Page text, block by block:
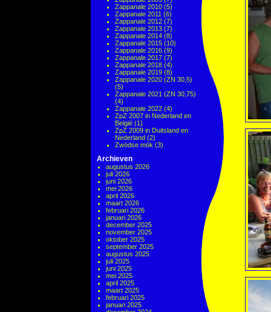
Zappanale 2010 (5)
Zappanale 2011 (6)
Zappanale 2012 (7)
Zappanale 2013 (7)
Zappanale 2014 (8)
Zappanale 2015 (10)
Zappanale 2016 (9)
Zappanale 2017 (7)
Zappanale 2018 (4)
Zappanale 2019 (8)
Zappanale 2020 (ZN 30,5)
(5)
Zappanale 2021 (ZN 30,75)
(4)
Zappanale 2022 (4)
ZpZ 2007 in Nederland en
België (1)
ZpZ 2009 in Duitsland en
Nederland (2)
Zwödse mök (3)
Archieven
augustus 2026
juli 2026
juni 2026
mei 2026
april 2026
maart 2026
februari 2026
januari 2026
december 2025
november 2025
oktober 2025
september 2025
augustus 2025
juli 2025
juni 2025
mei 2025
april 2025
maart 2025
februari 2025
januari 2025